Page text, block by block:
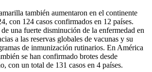
también aumentaron en el continente
con 124 casos confirmados en 12 países.
una fuerte disminución de la enfermedad en
a las reservas globales de vacunas y su
de inmunización rutinarios. En América
se han confirmado brotes desde
con un total de 131 casos en 4 países.